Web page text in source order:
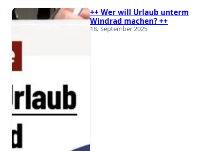
++ Wer will Urlaub unterm
Windrad machen? ++
18. September 2025